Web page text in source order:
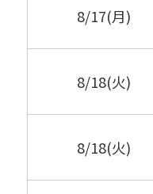
8/17(月)
8/18(火)
8/18(火)